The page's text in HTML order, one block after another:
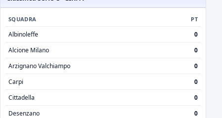
SQUADRA PT
Albinoleffe
0
Alcione Milano
0
Arzignano Valchiampo
0
Carpi
0
Cittadella
0
Desenzano
0